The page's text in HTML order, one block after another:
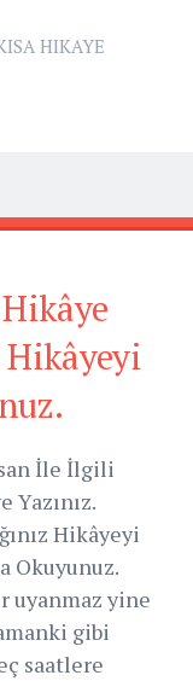
HIKAYE
Hikâyeyi
İle İlgili
Yazınız.
Hikâyeyi
Okuyunuz.
uyanmaz yine
gibi
saatlere